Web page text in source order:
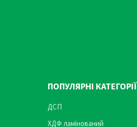
ПОПУЛЯРНІ КАТЕГОРІЇ
ДСП
ХДФ ламінований